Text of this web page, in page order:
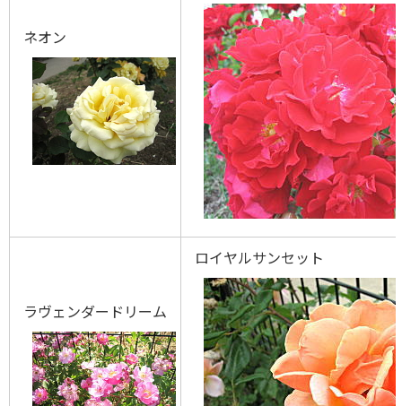
ネオン
ラヴェンダードリーム
ロイヤルサンセット